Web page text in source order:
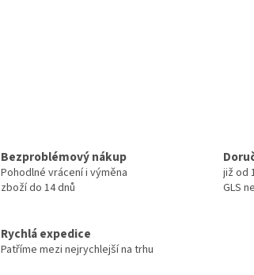
Bezproblémový nákup
Pohodlné vrácení i výměna
zboží do 14 dnů
již od
GLS
Rychlá expedice
Patříme mezi nejrychlejší na trhu